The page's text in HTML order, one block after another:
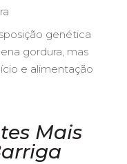
genética
gordura, mas
e alimentação
Mais